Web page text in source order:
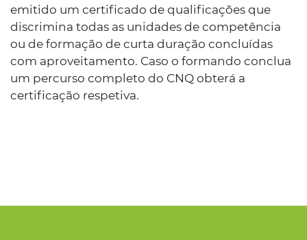
emitido um certificado de qualificações que
discrimina todas as unidades de competência
ou de formação de curta duração concluídas
com aproveitamento. Caso o formando conclua
um percurso completo do CNQ obterá a
certificação respetiva.